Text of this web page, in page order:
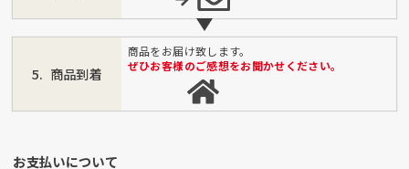
商品到着
商品をお届け致します。
ぜひお客様のご感想をお聞かせください。
お支払いについて